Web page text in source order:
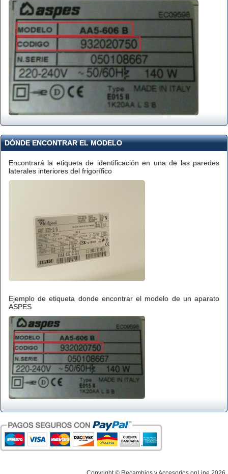
DÓNDE ENCONTRAR EL MODELO
Encontrará la etiqueta de identificación en una de las paredes
laterales interiores del frigorífico
Ejemplo de etiqueta donde encontrar el modelo de un aparato
ASPES